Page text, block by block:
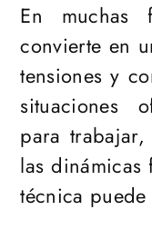
En muchas
convierte en
tensiones y
situaciones
para
las dinámicas
técnica